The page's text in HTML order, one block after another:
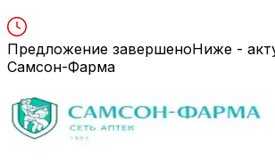
Предложение завершеноНиже -
Самсон-Фарма